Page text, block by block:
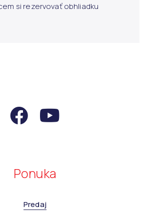
si rezervovať obhliadku
Ponuka
Predaj